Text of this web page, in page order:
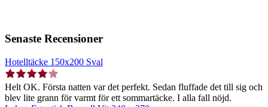
Senaste Recensioner
Hotelltäcke 150x200 Sval
Helt OK. Första natten var det perfekt. Sedan fluffade det till sig och
blev lite grann för varmt för ett sommartäcke. I alla fall nöjd.